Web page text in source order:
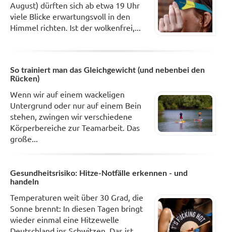
August) dürften sich ab etwa 19 Uhr
viele Blicke erwartungsvoll in den
Himmel richten. Ist der wolkenfrei,...
So trainiert man das Gleichgewicht (und nebenbei den
Rücken)
Wenn wir auf einem wackeligen
Untergrund oder nur auf einem Bein
stehen, zwingen wir verschiedene
Körperbereiche zur Teamarbeit. Das
große...
Gesundheitsrisiko: Hitze-Notfälle erkennen - und
handeln
Temperaturen weit über 30 Grad, die
Sonne brennt: In diesen Tagen bringt
wieder einmal eine Hitzewelle